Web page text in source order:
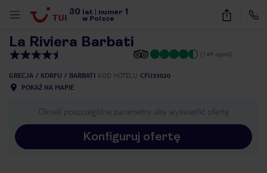
30 lat numer 1
w Polsce
29
La Riviera Barbati
(149 opinii)
GRECJA KORFU BARBATI KOD HOTELU CFU35020
POKAŻ NA MAPIE
Określ poszczególne parametry aby wyświetlić ofertę
Konfiguruj ofertę